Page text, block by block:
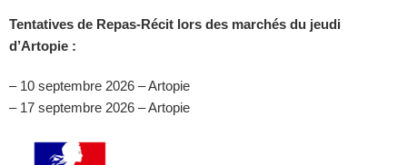
Tentatives de Repas-Récit lors des marchés du jeudi
d’Artopie :
– 10 septembre 2026 – Artopie
– 17 septembre 2026 – Artopie